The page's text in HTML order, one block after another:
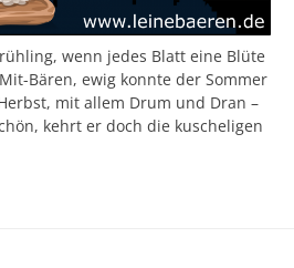
wenn jedes Blatt eine Blüte
Bären, ewig konnte der Sommer
mit allem Drum und Dran –
kehrt er doch die kuscheligen